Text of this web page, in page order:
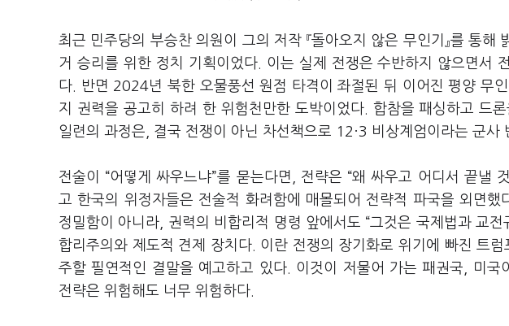
최근 민주당의 부승찬 의원이 그의 저작 『돌아오지 않은 무인기』를 통
거 승리를 위한 정치 기획이었다. 이는 실제 전쟁은 수반하지 않으면서
다. 반면 2024년 북한 오물풍선 원점 타격이 좌절된 뒤 이어진 평양 무
지 권력을 공고히 하려 한 위험천만한 도박이었다. 합참을 패싱하고 드
일련의 과정은, 결국 전쟁이 아닌 차선책으로 12·3 비상계엄이라는 군사
전술이 “어떻게 싸우느냐”를 묻는다면, 전략은 “왜 싸우고 어디서 끝낼
고 한국의 위정자들은 전술적 화려함에 매몰되어 전략적 파국을 외면했
정밀함이 아니라, 권력의 비합리적 명령 앞에서도 “그것은 국제법과 교
합리주의와 제도적 견제 장치다. 이란 전쟁의 장기화로 위기에 빠진 트
주할 필연적인 결말을 예고하고 있다. 이것이 저물어 가는 패권국, 미국
전략은 위험해도 너무 위험하다.